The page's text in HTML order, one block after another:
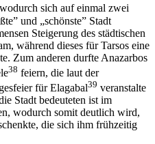
sich auf einmal zwei
und „schönste” Stadt
Steigerung des städtischen
während dieses für Tarsos eine
Zum anderen durfte Anazarbos
38 feiern, die laut der
für Elagabal39 veranstalte
Stadt bedeuteten ist im
wodurch somit deutlich wird,
die sich ihm frühzeitig